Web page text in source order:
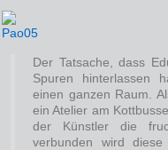
Der Tatsache, dass
Spuren hinterlassen
einen ganzen Raum.
ein Atelier am
der Künstler die
verbunden wird